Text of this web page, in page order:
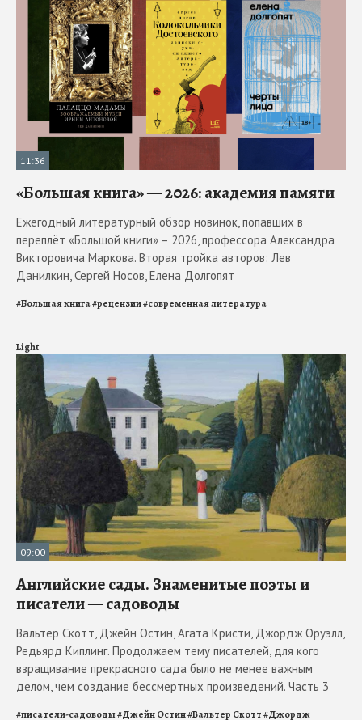
11:36
«Большая книга» — 2026: академия памяти
Ежегодный литературный обзор новинок, попавших в
переплёт «Большой книги» – 2026, профессора Александра
Викторовича Маркова. Вторая тройка авторов: Лев
Данилкин, Сергей Носов, Елена Долгопят
#Большая книга#рецензии#современная литература
Light
09:00
Английские сады. Знаменитые поэты и
писатели — садоводы
Вальтер Скотт, Джейн Остин, Агата Кристи, Джордж Оруэлл,
Редьярд Киплинг. Продолжаем тему писателей, для кого
взращивание прекрасного сада было не менее важным
делом, чем создание бессмертных произведений. Часть 3
#писатели-садоводы#Джейн Остин#Вальтер Скотт#Джордж